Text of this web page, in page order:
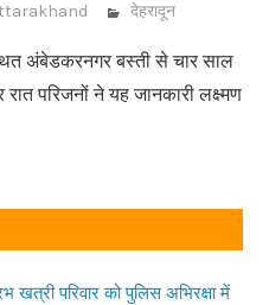
देहरादून
अंबेडकरनगर बस्ती से चार साल
परिजनों ने यह जानकारी लक्ष्मण
खत्री परिवार को पुलिस अभिरक्षा में